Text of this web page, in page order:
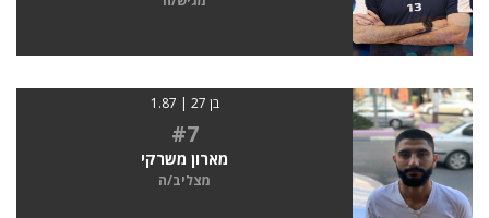
בן 27 | 1.87
#7
מארון משרקי
מצליב/ה